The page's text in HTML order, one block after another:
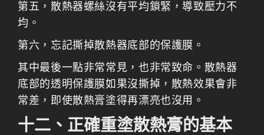
第五，散熱器螺絲沒有平均鎖緊，導致壓力不
均。
第六，忘記撕掉散熱器底部的保護膜。
其中最後一點非常常見，也非常致命。散熱器
底部的透明保護膜如果沒撕掉，散熱效果會非
常差，即使散熱膏塗得再漂亮也沒用。
十二、正確重塗散熱膏的基本